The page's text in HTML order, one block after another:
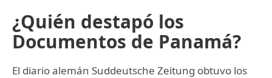
¿Quién destapó los
Documentos de Panamá?
El diario alemán Suddeutsche Zeitung obtuvo los